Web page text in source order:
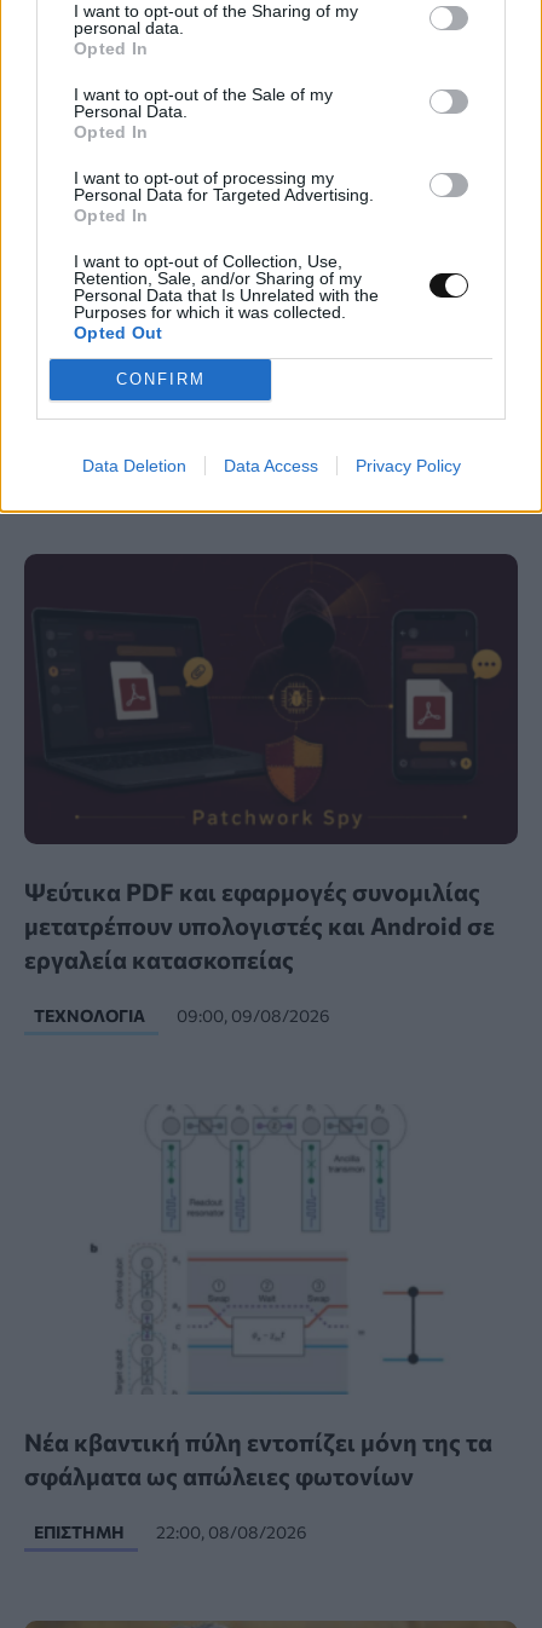
I want to opt-out of the Sharing of my
personal data.
Opted In
I want to opt-out of the Sale of my
Personal Data.
Opted In
I want to opt-out of processing my
Personal Data for Targeted Advertising.
Opted In
I want to opt-out of Collection, Use,
Retention, Sale, and/or Sharing of my
Personal Data that Is Unrelated with the
Purposes for which it was collected.
Opted Out
CONFIRM
Data Deletion Data Access Privacy Policy
Νέα τεχνική αποκαλύπτει με ακρίβεια
νανομέτρου τη συμπεριφορά 2D υλικών
ΕΠΙΣΤΉΜΗ 11:00, 09/08/2026
Ψεύτικα PDF και εφαρμογές συνομιλίας
μετατρέπουν υπολογιστές και Android σε
εργαλεία κατασκοπείας
ΤΕΧΝΟΛΟΓΊΑ 09:00, 09/08/2026
Νέα κβαντική πύλη εντοπίζει μόνη της τα
σφάλματα ως απώλειες φωτονίων
ΕΠΙΣΤΉΜΗ 22:00, 08/08/2026